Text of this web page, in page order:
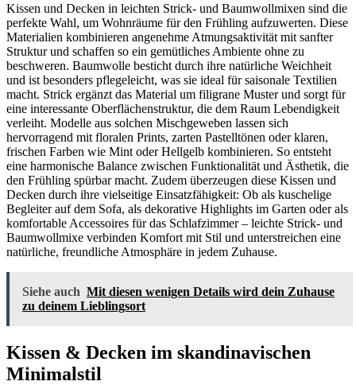
Kissen und Decken in leichten Strick- und Baumwollmixen sind die
perfekte Wahl, um Wohnräume für den Frühling aufzuwerten. Diese
Materialien kombinieren angenehme Atmungsaktivität mit sanfter
Struktur und schaffen so ein gemütliches Ambiente ohne zu
beschweren. Baumwolle besticht durch ihre natürliche Weichheit
und ist besonders pflegeleicht, was sie ideal für saisonale Textilien
macht. Strick ergänzt das Material um filigrane Muster und sorgt für
eine interessante Oberflächenstruktur, die dem Raum Lebendigkeit
verleiht. Modelle aus solchen Mischgeweben lassen sich
hervorragend mit floralen Prints, zarten Pastelltönen oder klaren,
frischen Farben wie Mint oder Hellgelb kombinieren. So entsteht
eine harmonische Balance zwischen Funktionalität und Ästhetik, die
den Frühling spürbar macht. Zudem überzeugen diese Kissen und
Decken durch ihre vielseitige Einsatzfähigkeit: Ob als kuschelige
Begleiter auf dem Sofa, als dekorative Highlights im Garten oder als
komfortable Accessoires für das Schlafzimmer – leichte Strick- und
Baumwollmixe verbinden Komfort mit Stil und unterstreichen eine
natürliche, freundliche Atmosphäre in jedem Zuhause.
Siehe auch Mit diesen wenigen Details wird dein Zuhause
zu deinem Lieblingsort
Kissen & Decken im skandinavischen
Minimalstil